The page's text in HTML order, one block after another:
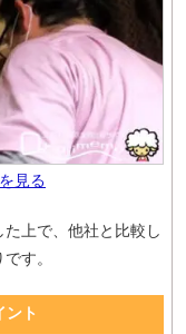
見る
上で、他社と比較し
す。
ント